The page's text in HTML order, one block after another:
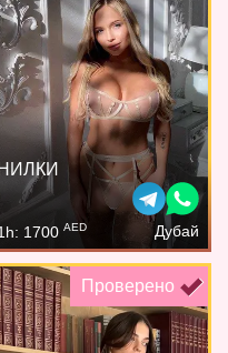
НИЛКИ
1700 AED Дубай
Проверено